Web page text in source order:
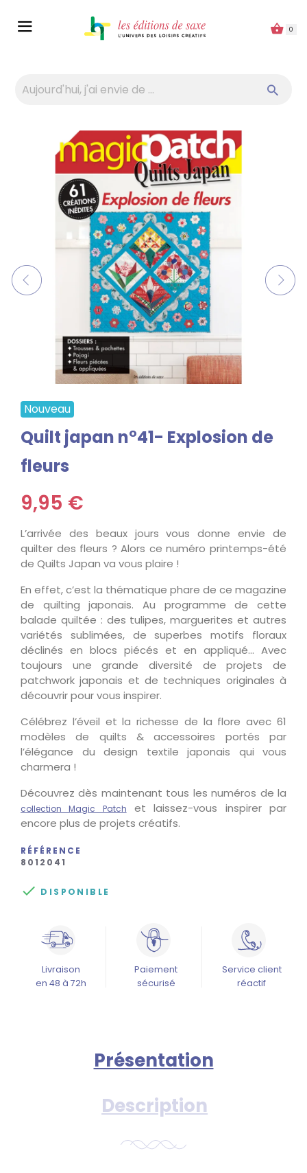
0
Nouveau
Quilt japan n°41- Explosion de
fleurs
9,95 €
L’arrivée des beaux jours vous donne envie de
quilter des fleurs ? Alors ce numéro printemps-été
de Quilts Japan va vous plaire !
En effet, c’est la thématique phare de ce magazine
de quilting japonais. Au programme de cette
balade quiltée : des tulipes, marguerites et autres
variétés sublimées, de superbes motifs floraux
déclinés en blocs piécés et en appliqué… Avec
toujours une grande diversité de projets de
patchwork japonais et de techniques originales à
découvrir pour vous inspirer.
Célébrez l’éveil et la richesse de la flore avec 61
modèles de quilts & accessoires portés par
l’élégance du design textile japonais qui vous
charmera !
Découvrez dès maintenant tous les numéros de la
collection Magic Patch
et laissez-vous inspirer par
encore plus de projets créatifs.
RÉFÉRENCE
8012041
 DISPONIBLE
Livraison
en 48 à 72h
Paiement
sécurisé
Service client
réactif
Présentation
Description